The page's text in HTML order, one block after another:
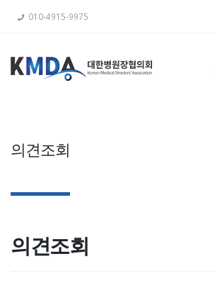
010-4915-9975
의견조회
의견조회